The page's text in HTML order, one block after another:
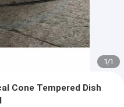
1/1
Cone Tempered Dish